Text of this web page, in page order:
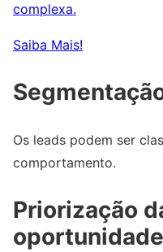
complexa.
Saiba Mais!
Os leads podem ser
comportamento.
Priorização